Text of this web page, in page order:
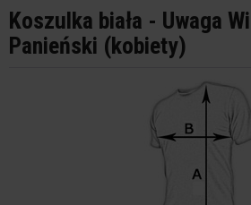
Koszulka biała - Uwaga
Panieński (kobiety)